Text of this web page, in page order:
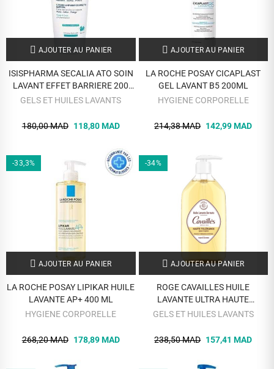
AJOUTER AU PANIER
ISISPHARMA SECALIA ATO SOIN
LAVANT EFFET BARRIERE 200
ML
GELS ET HUILES LAVANTS
180,00 MAD 118,80 MAD
AJOUTER AU PANIER
LA ROCHE POSAY CICAPLAST
GEL LAVANT B5 200ML
HYGIENE CORPORELLE
214,38 MAD 142,99 MAD
-33,3%
AJOUTER AU PANIER
LA ROCHE POSAY LIPIKAR HUILE
LAVANTE AP+ 400 ML
HYGIENE CORPORELLE
268,20 MAD 178,89 MAD
-34%
AJOUTER AU PANIER
ROGE CAVAILLES HUILE
LAVANTE ULTRA HAUTE
TOLERANCE 500 ML
GELS ET HUILES LAVANTS
238,50 MAD 157,41 MAD